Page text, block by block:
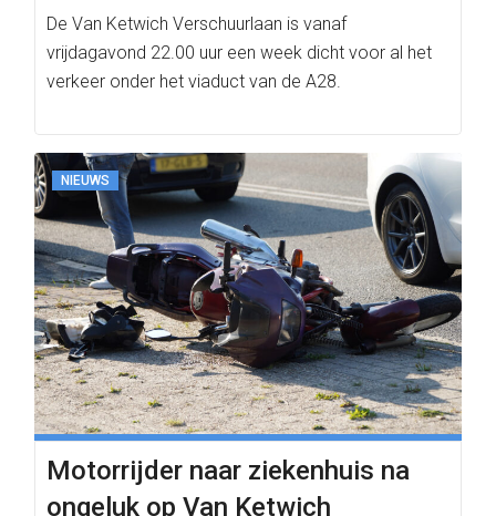
De Van Ketwich Verschuurlaan is vanaf
vrijdagavond 22.00 uur een week dicht voor al het
verkeer onder het viaduct van de A28.
NIEUWS
Motorrijder naar ziekenhuis na
ongeluk op Van Ketwich